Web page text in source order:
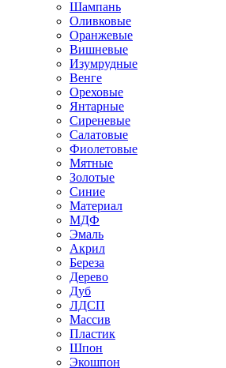
Шампань
Оливковые
Оранжевые
Вишневые
Изумрудные
Венге
Ореховые
Янтарные
Сиреневые
Салатовые
Фиолетовые
Мятные
Золотые
Синие
Материал
МДФ
Эмаль
Акрил
Береза
Дерево
Дуб
ЛДСП
Массив
Пластик
Шпон
Экошпон